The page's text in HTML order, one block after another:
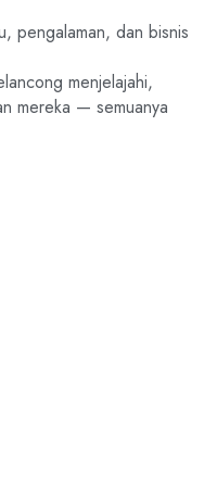
pengalaman, dan bisnis
menjelajahi,
mereka — semuanya